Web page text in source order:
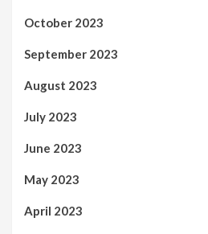
October 2023
September 2023
August 2023
July 2023
June 2023
May 2023
April 2023